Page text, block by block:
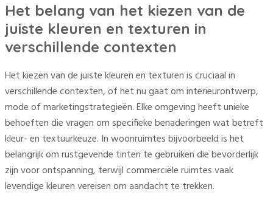
Het belang van het kiezen van de
juiste kleuren en texturen in
verschillende contexten
Het kiezen van de juiste kleuren en texturen is cruciaal in
verschillende contexten, of het nu gaat om interieurontwerp,
mode of marketingstrategieën. Elke omgeving heeft unieke
behoeften die vragen om specifieke benaderingen wat betreft
kleur- en textuurkeuze. In woonruimtes bijvoorbeeld is het
belangrijk om rustgevende tinten te gebruiken die bevorderlijk
zijn voor ontspanning, terwijl commerciële ruimtes vaak
levendige kleuren vereisen om aandacht te trekken.